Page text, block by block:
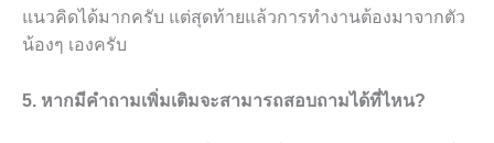
แนวคิดได้มากครับ แต่สุดท้ายแล้วการทำงานต้องมาจากตัว
น้องๆ เองครับ
5. หากมีคำถามเพิ่มเติมจะสามารถสอบถามได้ที่ไหน?